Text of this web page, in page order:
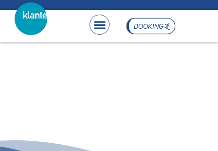
content
BOOKING